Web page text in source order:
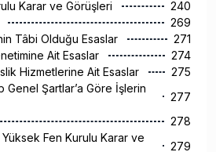
Karar ve Görüşleri
240
269
Tâbi Olduğu Esaslar
271
Ait Esaslar
274
Hizmetlerine Ait Esaslar
275
Genel Şartlar’a Göre İşlerin
277
278
Yüksek Fen Kurulu Karar ve
279